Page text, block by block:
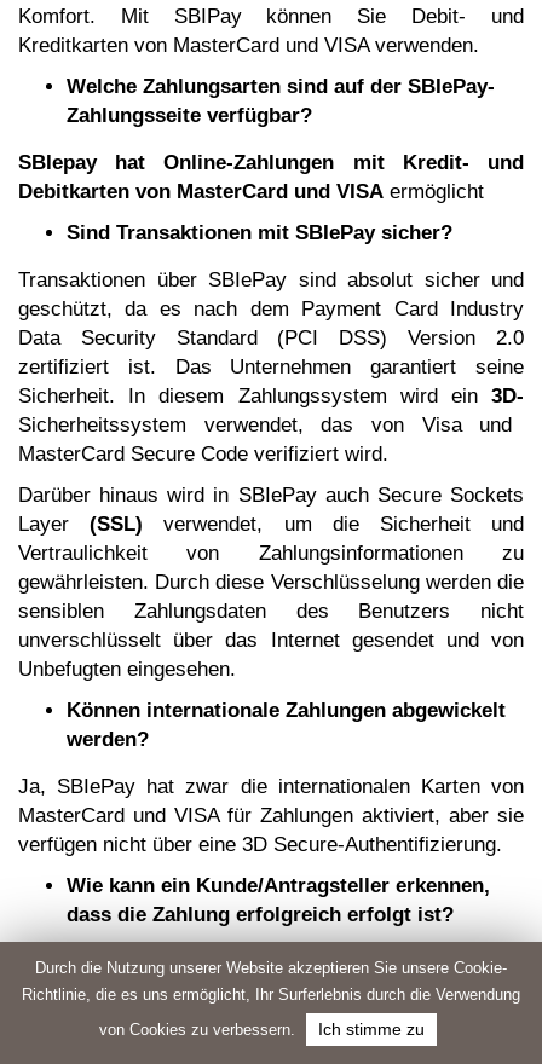
Komfort. Mit SBIPay können Sie Debit- und
Kreditkarten von MasterCard und VISA verwenden.
Welche Zahlungsarten sind auf der SBIePay-
Zahlungsseite verfügbar?
SBIepay hat Online-Zahlungen mit Kredit- und
Debitkarten von MasterCard und VISA ermöglicht
Sind Transaktionen mit SBIePay sicher?
Transaktionen über SBIePay sind absolut sicher und
geschützt, da es nach dem Payment Card Industry
Data Security Standard (PCI DSS) Version 2.0
zertifiziert ist. Das Unternehmen garantiert seine
Sicherheit. In diesem Zahlungssystem wird ein 3D-
Sicherheitssystem verwendet, das von Visa und
MasterCard Secure Code verifiziert wird.
Darüber hinaus wird in SBIePay auch Secure Sockets
Layer(SSL) verwendet, um die Sicherheit und
Vertraulichkeit von Zahlungsinformationen zu
gewährleisten. Durch diese Verschlüsselung werden die
sensiblen Zahlungsdaten des Benutzers nicht
unverschlüsselt über das Internet gesendet und von
Unbefugten eingesehen.
Können internationale Zahlungen abgewickelt
werden?
Ja, SBIePay hat zwar die internationalen Karten von
MasterCard und VISA für Zahlungen aktiviert, aber sie
verfügen nicht über eine 3D Secure-Authentifizierung.
Wie kann ein Kunde/Antragsteller erkennen,
dass die Zahlung erfolgreich erfolgt ist?
Nachdem der Antragsteller die Angaben im
Antragsformular auf dem Online-Portal von FRRO
Online Visa Extension India) ausgefüllt
hat, kann er auf „Jetzt bezahlen“ klicken. Durch Klicken
Durch die Nutzung unserer Website akzeptieren Sie unsere Cookie-
Richtlinie, die es uns ermöglicht, Ihr Surferlebnis durch die Verwendung
von Cookies zu verbessern.
Ich stimme zu